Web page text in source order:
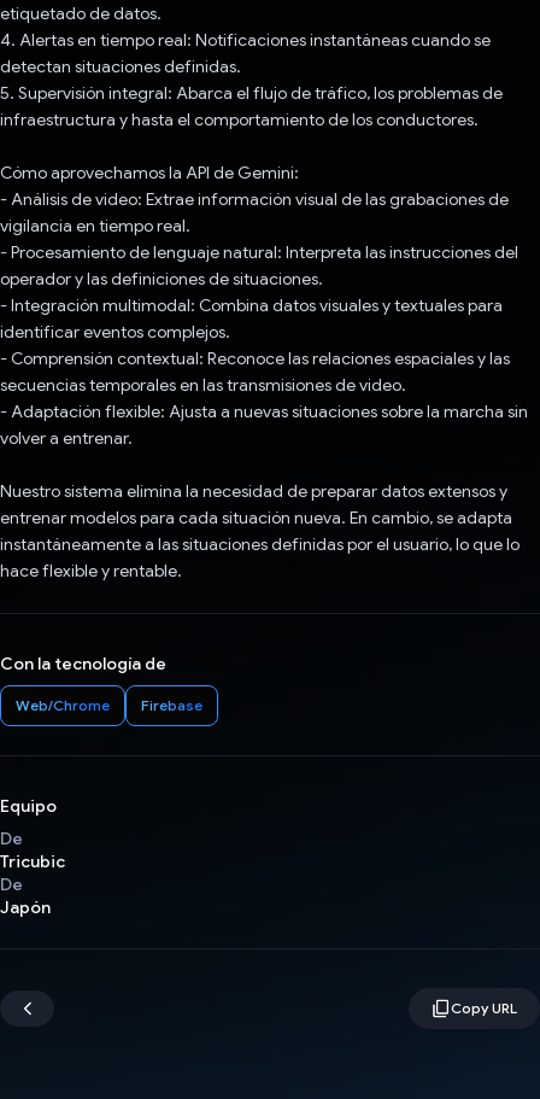
etiquetado de datos.
4. Alertas en tiempo real: Notificaciones instantáneas cuando se
detectan situaciones definidas.
5. Supervisión integral: Abarca el flujo de tráfico, los problemas de
infraestructura y hasta el comportamiento de los conductores.
Cómo aprovechamos la API de Gemini:
- Análisis de video: Extrae información visual de las grabaciones de
vigilancia en tiempo real.
- Procesamiento de lenguaje natural: Interpreta las instrucciones del
operador y las definiciones de situaciones.
- Integración multimodal: Combina datos visuales y textuales para
identificar eventos complejos.
- Comprensión contextual: Reconoce las relaciones espaciales y las
secuencias temporales en las transmisiones de video.
- Adaptación flexible: Ajusta a nuevas situaciones sobre la marcha sin
volver a entrenar.
Nuestro sistema elimina la necesidad de preparar datos extensos y
entrenar modelos para cada situación nueva. En cambio, se adapta
instantáneamente a las situaciones definidas por el usuario, lo que lo
hace flexible y rentable.
Con la tecnología de
Web/Chrome Firebase
Equipo
De
Tricubic
De
Japón